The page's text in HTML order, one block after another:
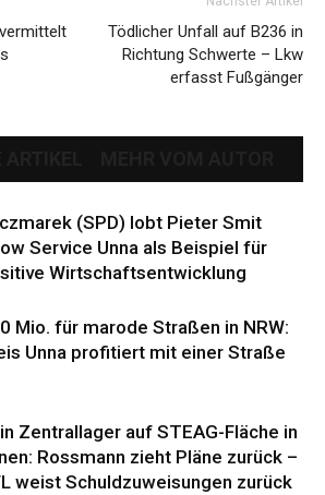
Tödlicher Unfall auf B236 in
Richtung Schwerte – Lkw
erfasst Fußgänger
(SPD) lobt Pieter Smit
Service Unna als Beispiel für
Wirtschaftsentwicklung
Mio. für marode Straßen in NRW:
Unna profitiert mit einer Straße
Zentrallager auf STEAG-Fläche in
Rossmann zieht Pläne zurück –
weist Schuldzuweisungen zurück